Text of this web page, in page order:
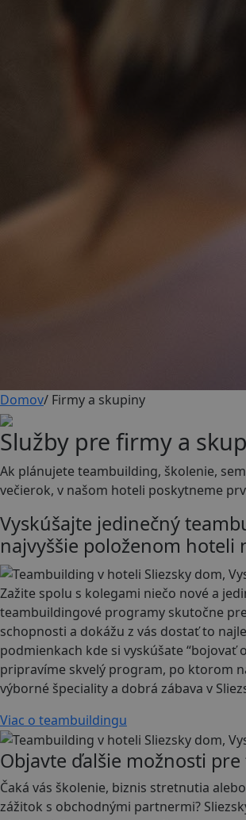
Domov/ Firmy a skupiny
Služby pre firmy a
Ak plánujete teambuilding, školenie,
večierok, v našom hoteli poskytneme
Vyskúšajte jedinečný
najvyššie položenom hoteli
Zažite spolu s kolegami niečo nové a
teambuildingové programy skutočne
schopnosti a dokážu z vás dostať to
podmienkach kde si vyskúšate “bojovať
pripravíme skvelý program, po ktorom
výborné špeciality a dobrá zábava v
Viac o teambuildingu
Objavte ďalšie možnosti
Čaká vás školenie, biznis stretnutia
zážitok s obchodnými partnermi?